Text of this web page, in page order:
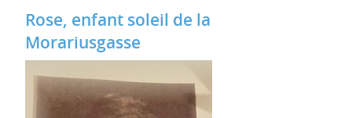
Rose, enfant soleil de la
Morariusgasse